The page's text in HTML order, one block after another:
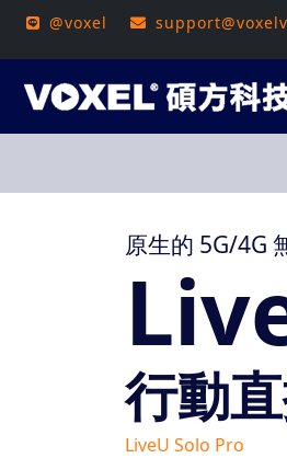
@voxel
原生的 5G/4G
行動
LiveU Solo Pro